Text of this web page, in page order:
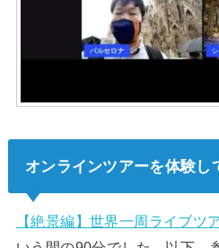
オンラインツアーを体験し
【絶景編】世界一周ライブツ